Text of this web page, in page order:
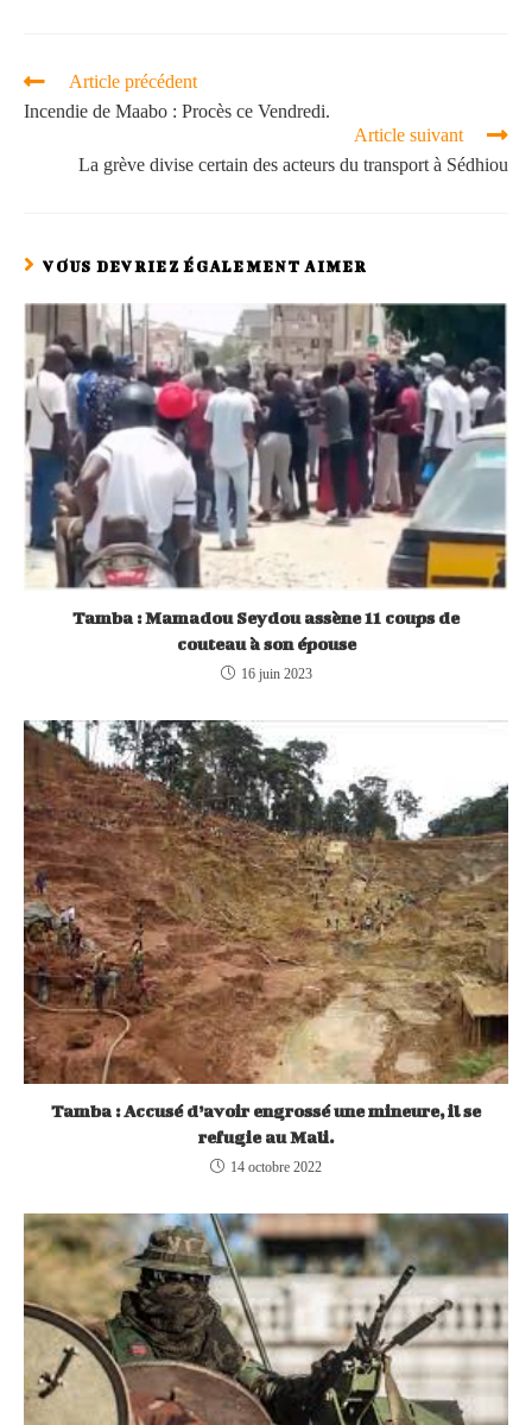
Article précédent
Incendie de Maabo : Procès ce Vendredi.
Article suivant
La grève divise certain des acteurs du transport à Sédhiou
VOUS DEVRIEZ ÉGALEMENT AIMER
Tamba : Mamadou Seydou assène 11 coups de
couteau à son épouse
16 juin 2023
Tamba : Accusé d’avoir engrossé une mineure, il se
refugie au Mali.
14 octobre 2022